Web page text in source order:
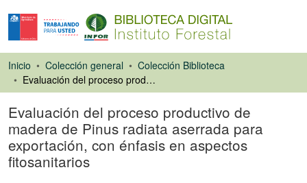
Inicio Colección general
Colección Biblioteca
Evaluación del proceso productivo de madera de Pinus radiata aserrada para exportación, con énfasis en aspectos fitosanitarios
Evaluación del proceso productivo de
madera de Pinus radiata aserrada para
exportación, con énfasis en aspectos
fitosanitarios